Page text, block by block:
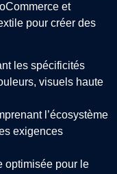
et
pour créer des
les spécificités
visuels haute
l’écosystème
exigences
optimisée pour le